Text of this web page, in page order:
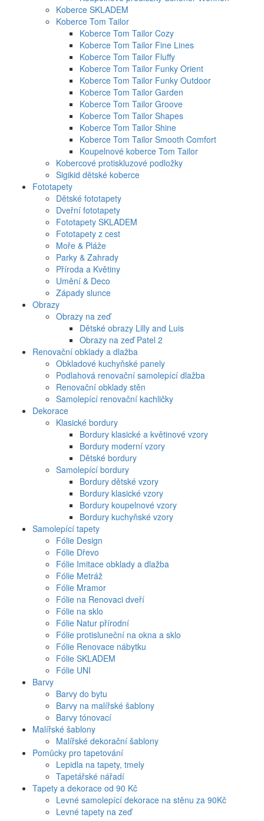
Koberce SKLADEM
Koberce Tom Tailor
Koberce Tom Tailor Cozy
Koberce Tom Tailor Fine Lines
Koberce Tom Tailor Fluffy
Koberce Tom Tailor Funky Orient
Koberce Tom Tailor Funky Outdoor
Koberce Tom Tailor Garden
Koberce Tom Tailor Groove
Koberce Tom Tailor Shapes
Koberce Tom Tailor Shine
Koberce Tom Tailor Smooth Comfort
Koupelnové koberce Tom Tailor
Kobercové protiskluzové podložky
Sigikid dětské koberce
Fototapety
Dětské fototapety
Dveřní fototapety
Fototapety SKLADEM
Fototapety z cest
Moře & Pláže
Parky & Zahrady
Příroda a Květiny
Umění & Deco
Západy slunce
Obrazy
Obrazy na zeď
Dětské obrazy Lilly and Luis
Obrazy na zeď Patel 2
Renovační obklady a dlažba
Obkladové kuchyňské panely
Podlahová renovační samolepící dlažba
Renovační obklady stěn
Samolepící renovační kachličky
Dekorace
Klasické bordury
Bordury klasické a květinové vzory
Bordury moderní vzory
Dětské bordury
Samolepící bordury
Bordury dětské vzory
Bordury klasické vzory
Bordury koupelnové vzory
Bordury kuchyňské vzory
Samolepící tapety
Fólie Design
Fólie Dřevo
Fólie Imitace obklady a dlažba
Fólie Metráž
Fólie Mramor
Fólie na Renovaci dveří
Fólie na sklo
Fólie Natur přírodní
Fólie protisluneční na okna a sklo
Fólie Renovace nábytku
Fólie SKLADEM
Fólie UNI
Barvy
Barvy do bytu
Barvy na malířské šablony
Barvy tónovací
Malířské šablony
Malířské dekorační šablony
Pomůcky pro tapetování
Lepidla na tapety, tmely
Tapetářské nářadí
Tapety a dekorace od 90 Kč
Levné samolepící dekorace na stěnu za 90Kč
Levné tapety na zeď